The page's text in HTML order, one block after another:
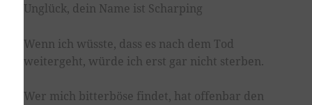
Unglück, dein Name ist Scharping
Wenn ich wüsste, dass es nach dem Tod
weitergeht, würde ich erst gar nicht sterben.
Wer mich bitterböse findet, hat offenbar den